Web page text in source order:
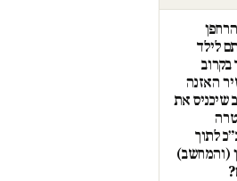
לילד
בקרוב
האזנה
שיכניס את
לתוך
(והמחשב)